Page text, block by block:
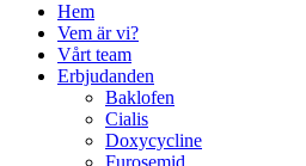
Hem
Vem är vi?
Vårt team
Erbjudanden
Baklofen
Cialis
Doxycycline
Furosemid